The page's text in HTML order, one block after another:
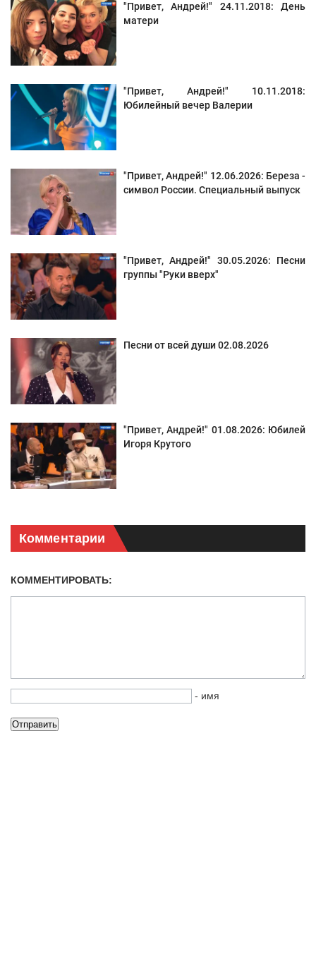
"Привет, Андрей!" 24.11.2018: День
матери
"Привет, Андрей!" 10.11.2018:
Юбилейный вечер Валерии
"Привет, Андрей!" 12.06.2026: Береза -
символ России. Специальный выпуск
"Привет, Андрей!" 30.05.2026: Песни
группы "Руки вверх"
Песни от всей души 02.08.2026
"Привет, Андрей!" 01.08.2026: Юбилей
Игоря Крутого
Комментарии
КОММЕНТИРОВАТЬ:
- имя